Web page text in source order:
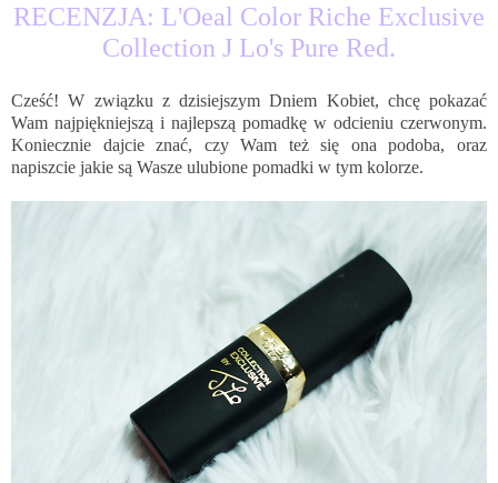
RECENZJA: L'Oeal Color Riche Exclusive
Collection J Lo's Pure Red.
Cześć! W związku z dzisiejszym Dniem Kobiet, chcę pokazać
Wam najpiękniejszą i najlepszą pomadkę w odcieniu czerwonym.
Koniecznie dajcie znać, czy Wam też się ona podoba, oraz
napiszcie jakie są Wasze ulubione pomadki w tym kolorze.